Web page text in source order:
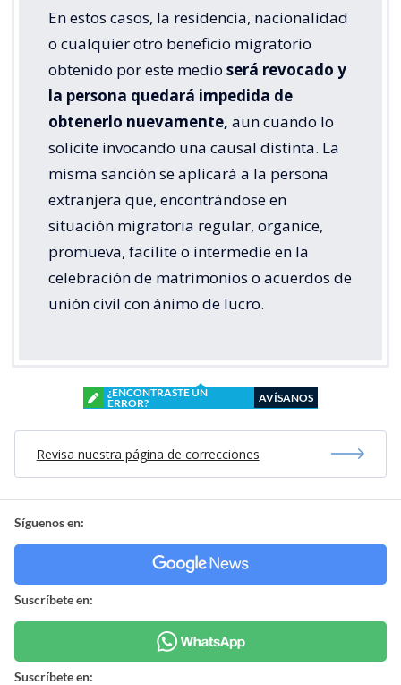
En estos casos, la residencia, nacionalidad
o cualquier otro beneficio migratorio
obtenido por este medio será revocado y
la persona quedará impedida de
obtenerlo nuevamente, aun cuando lo
solicite invocando una causal distinta. La
misma sanción se aplicará a la persona
extranjera que, encontrándose en
situación migratoria regular, organice,
promueva, facilite o intermedie en la
celebración de matrimonios o acuerdos de
unión civil con ánimo de lucro.
¿ENCONTRASTE UN
ERROR?
AVÍSANOS
Revisa nuestra página de correcciones
Síguenos en:
Suscríbete en:
Suscríbete en: